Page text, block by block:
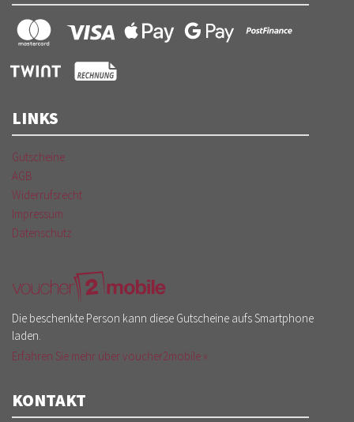
LINKS
Gutscheine
AGB
Widerrufsrecht
Impressum
Datenschutz
Die beschenkte Person kann diese Gutscheine aufs Smartphone
laden.
Erfahren Sie mehr über voucher2mobile »
KONTAKT